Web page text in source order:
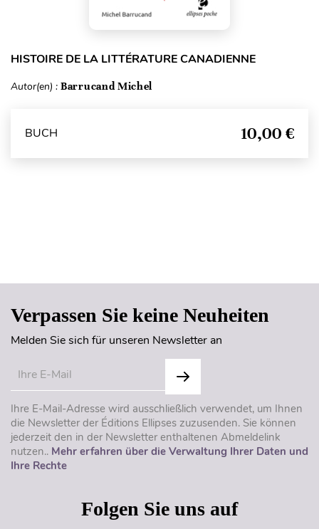
HISTOIRE DE LA LITTÉRATURE CANADIENNE
Autor(en) : Barrucand Michel
BUCH 10,00 €
Verpassen Sie keine Neuheiten
Melden Sie sich für unseren Newsletter an
Ihre E-Mail-Adresse wird ausschließlich verwendet, um Ihnen
die Newsletter der Éditions Ellipses zuzusenden. Sie können
jederzeit den in der Newsletter enthaltenen Abmeldelink
nutzen.. Mehr erfahren über die Verwaltung Ihrer Daten und
Ihre Rechte
Folgen Sie uns auf